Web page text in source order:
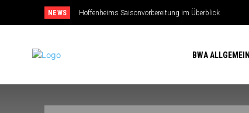
NEWS Hoffenheims Saisonvorbereitung im Überblick
BWA ALLGEMEIN